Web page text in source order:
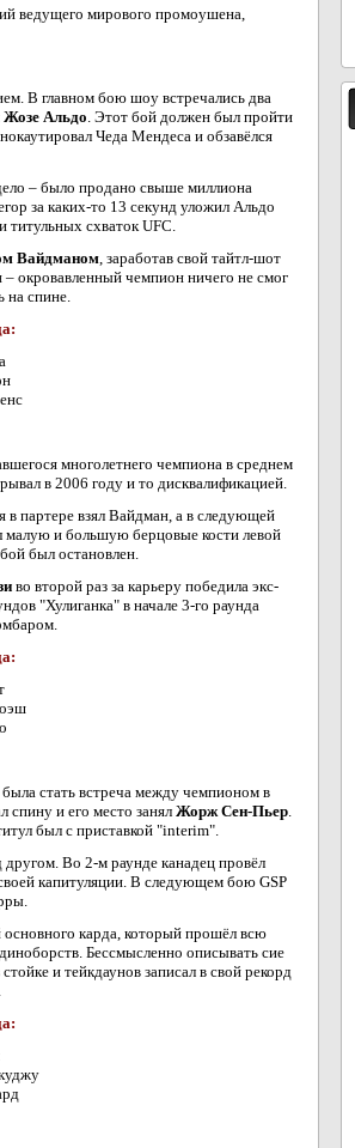
ведущего мирового промоушена,
В главном бою шоу встречались два
Жозе Альдо. Этот бой должен был пройти
Чеда Мендеса и обзавёлся
– было продано свыше миллиона
за каких-то 13 секунд уложил Альдо
схваток UFC.
Вайдманом, заработав свой тайтл-шот
окровавленный чемпион ничего не смог
на спине.
многолетнего чемпиона в среднем
в 2006 году и то дисквалификацией.
в партере взял Вайдман, а в следующей
малую и большую берцовые кости левой
был остановлен.
во второй раз за карьеру победила экс-
"Хулиганка" в начале 3-го раунда
стать встреча между чемпионом в
спину и его место занял Жорж Сен-Пьер.
был с приставкой "interim".
Во 2-м раунде канадец провёл
капитуляции. В следующем бою GSP
карда, который прошёл всю
Бессмысленно описывать сие
и тейкдаунов записал в свой рекорд